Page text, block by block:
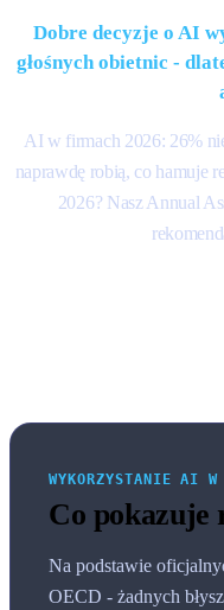
AI w firmach 2026: 26%
naprawdę robią, co hamuje
2026? Nasz Annual
Dobre decyzje o AI
głośnych obietnic -
WYKORZYSTANIE AI W
Co pokazuje
Na podstawie
OECD - żadnych